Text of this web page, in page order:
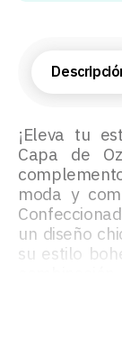
¡Eleva tu
Capa de
moda y
un diseño
su estilo
brinda